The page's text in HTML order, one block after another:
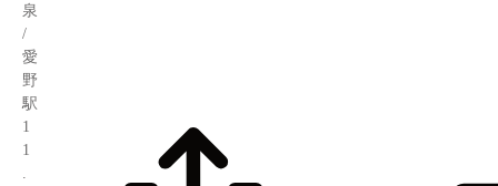
泉
/
愛
野
駅
1
1